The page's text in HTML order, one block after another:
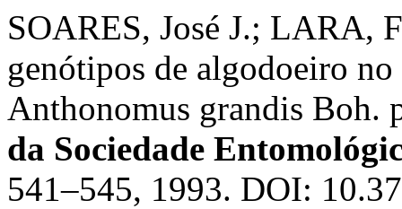
SOARES, José J.; LARA,
genótipos de algodoeiro
Anthonomus grandis Boh.
da Sociedade
541–545, 1993. DOI: